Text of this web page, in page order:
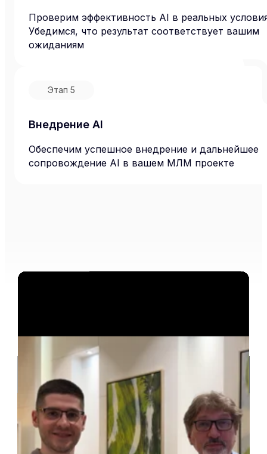
Проверим эффективность AI в реальных
Убедимся, что результат соответствует вашим
ожиданиям
Этап 5
Внедрение AI
Обеспечим успешное внедрение и дальнейшее
сопровождение AI в вашем МЛМ проекте